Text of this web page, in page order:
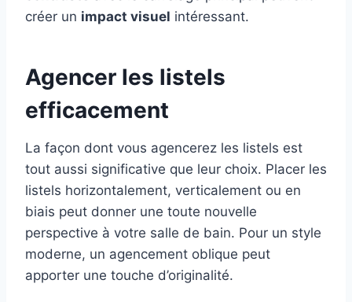
créer un impact visuel intéressant.
Agencer les listels
efficacement
La façon dont vous agencerez les listels est
tout aussi significative que leur choix. Placer les
listels horizontalement, verticalement ou en
biais peut donner une toute nouvelle
perspective à votre salle de bain. Pour un style
moderne, un agencement oblique peut
apporter une touche d’originalité.